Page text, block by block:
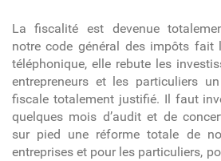
La fiscalité est devenue
notre code général des impôts fait
téléphonique, elle rebute les
entrepreneurs et les particuliers
fiscale totalement justifié. Il faut
quelques mois d’audit et de
sur pied une réforme totale de
entreprises et pour les particuliers,